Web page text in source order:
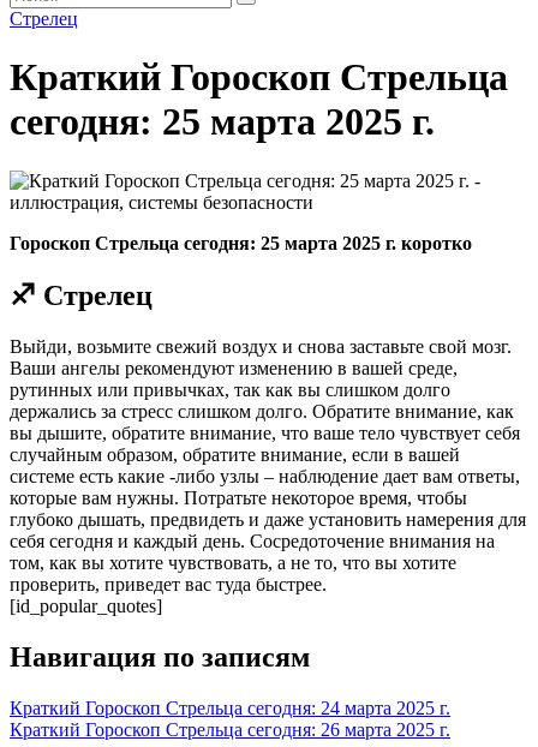
Стрелец
Краткий Гороскоп Стрельца
сегодня: 25 марта 2025 г.
Гороскоп Стрельца сегодня: 25 марта 2025 г. коротко
♐ Стрелец
Выйди, возьмите свежий воздух и снова заставьте свой мозг.
Ваши ангелы рекомендуют изменению в вашей среде,
рутинных или привычках, так как вы слишком долго
держались за стресс слишком долго. Обратите внимание, как
вы дышите, обратите внимание, что ваше тело чувствует себя
случайным образом, обратите внимание, если в вашей
системе есть какие -либо узлы – наблюдение дает вам ответы,
которые вам нужны. Потратьте некоторое время, чтобы
глубоко дышать, предвидеть и даже установить намерения для
себя сегодня и каждый день. Сосредоточение внимания на
том, как вы хотите чувствовать, а не то, что вы хотите
проверить, приведет вас туда быстрее.
[id_popular_quotes]
Навигация по записям
Краткий Гороскоп Стрельца сегодня: 24 марта 2025 г.
Краткий Гороскоп Стрельца сегодня: 26 марта 2025 г.